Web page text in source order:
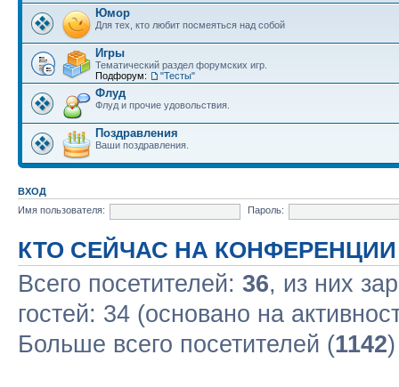
Юмор
Для тех, кто любит посмеяться над собой
Игры
Тематический раздел форумских игр.
Подфорум:
"Тесты"
Флуд
Флуд и прочие удовольствия.
Поздравления
Ваши поздравления.
ВХОД
Имя пользователя:
Пароль:
КТО СЕЙЧАС НА КОНФЕРЕНЦИИ
Всего посетителей: 36, из них
гостей: 34 (основано на
Больше всего посетителей (1142